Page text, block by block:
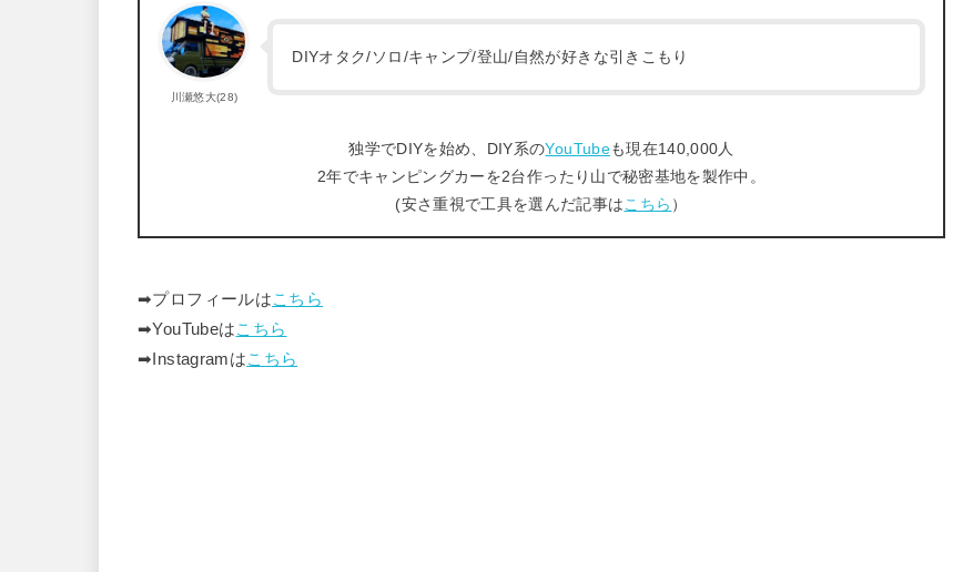
川瀬悠大(28)
DIYオタク/ソロ/キャンプ/登山/自然が好きな引きこもり
独学でDIYを始め、DIY系のYouTubeも現在140,000人
2年でキャンピングカーを2台作ったり山で秘密基地を製作中。
(安さ重視で工具を選んだ記事はこちら ）
➡︎プロフィールはこちら
➡︎YouTubeはこちら
➡︎Instagramはこちら